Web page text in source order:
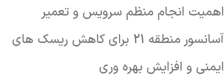
اهمیت انجام منظم سرویس و تعمیر
آسانسور منطقه 21 برای کاهش ریسک های
ایمنی و افزایش بهره وری